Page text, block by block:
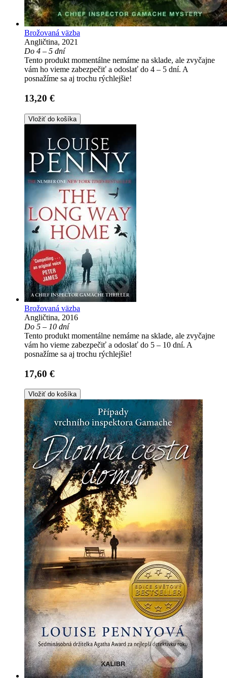
Brožovaná väzba
Angličtina, 2021
Do 4 – 5 dní
Tento produkt momentálne nemáme na sklade, ale zvyčajne
vám ho vieme zabezpečiť a odoslať do 4 – 5 dní. A
posnažíme sa aj trochu rýchlejšie!
13,20 €
Vložiť do košíka
Brožovaná väzba
Angličtina, 2016
Do 5 – 10 dní
Tento produkt momentálne nemáme na sklade, ale zvyčajne
vám ho vieme zabezpečiť a odoslať do 5 – 10 dní. A
posnažíme sa aj trochu rýchlejšie!
17,60 €
Vložiť do košíka